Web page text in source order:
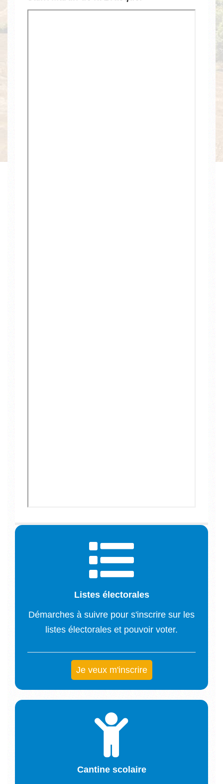
Listes électorales
Démarches à suivre pour s'inscrire sur les
listes électorales et pouvoir voter.
Je veux m'inscrire
Cantine scolaire